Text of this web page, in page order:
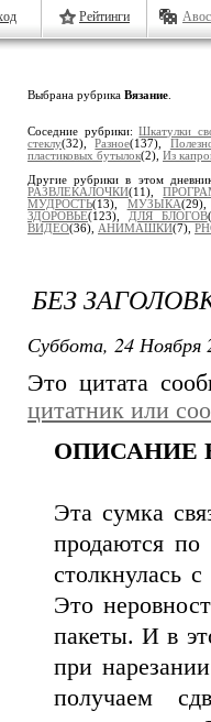
Рейтинги
Выбрана рубрика Вязание
Соседние рубрики:Шкатулки
стеклу(32),Разное(137),
пластиковых бутылок(2), Из
Другие рубрики в этом
РАЗВЛЕКАЛОЧКИ(11),
МУДРОСТЬ(13), МУЗЫКА
ЗДОРОВЬЕ(123), ДЛЯ БЛОГОВ
ВИДЕО(36), АНИМАШКИ(7),
БЕЗ
Суббота, 24 Ноября
Это цитата
цитатник или
ОПИСАНИЕ
Эта сумка
продаются
столкнулась
Это
пакеты. И в
при
получаем